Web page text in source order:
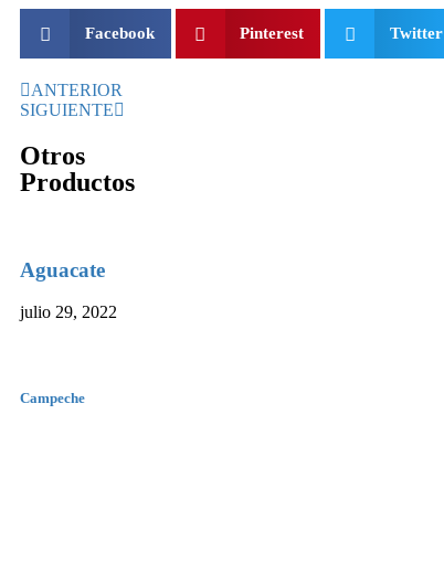
Facebook Pinterest Twitter
ANTERIOR
SIGUIENTE
Otros
Productos
Aguacate
julio 29, 2022
Campeche